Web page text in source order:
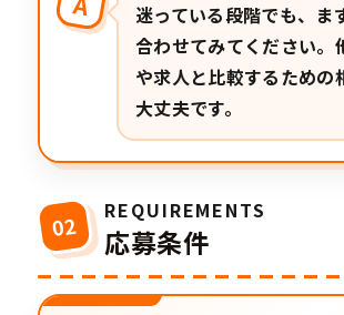
迷っている段階でも、ま
合わせてみてください。
や求人と比較するための
大丈夫です。
02
REQUIREMENTS
応募条件